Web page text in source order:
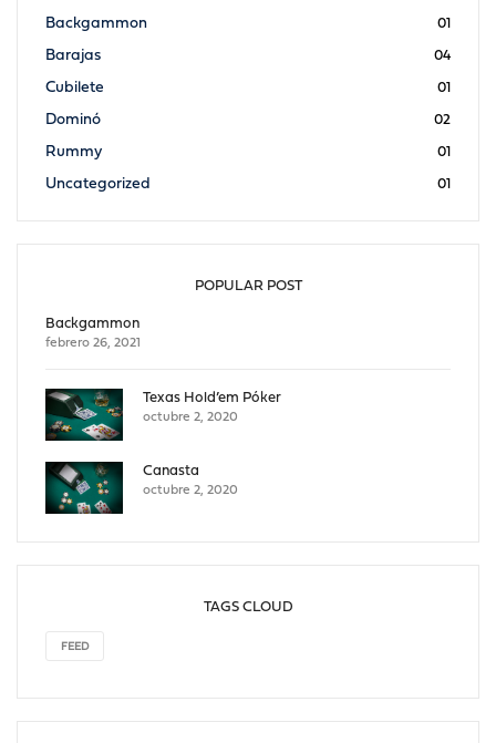
Backgammon 01
Barajas 04
Cubilete 01
Dominó 02
Rummy 01
Uncategorized 01
POPULAR POST
Backgammon
febrero 26, 2021
Texas Hold’em Póker
octubre 2, 2020
Canasta
octubre 2, 2020
TAGS CLOUD
FEED